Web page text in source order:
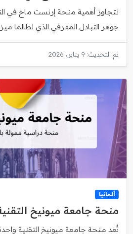
تتجاوز أهمية منحة إرنست ماخ في
جوهر التبادل المعرفي الذي لطالما
تم التحديث: 9 يناير، 2026
ألمانيا
منحة جامعة ميونيخ
تُعد منحة جامعة ميونيخ التقنية